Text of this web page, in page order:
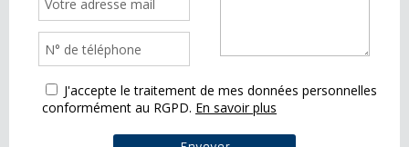
J'accepte le traitement de mes données personnelles
conformément au RGPD. En savoir plus